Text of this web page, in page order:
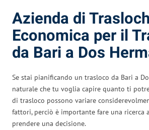
Azienda di
Economica per il
da Bari a Dos
Se stai pianificando un trasloco da Bari a
naturale che tu voglia capire quanto ti
di trasloco possono variare
fattori, perciò è importante fare una ricerca
prendere una decisione.